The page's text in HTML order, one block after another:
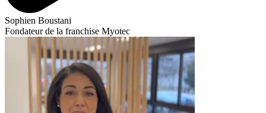
Sophien Boustani
Fondateur de la franchise Myotec